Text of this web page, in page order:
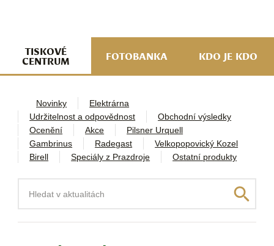
TISKOVÉ
CENTRUM FOTOBANKA KDO JE KDO
Novinky
Elektrárna
Udržitelnost a odpovědnost
Obchodní výsledky
Ocenění
Akce
Pilsner Urquell
Gambrinus
Radegast
Velkopopovický Kozel
Birell
Speciály z Prazdroje Ostatní produkty